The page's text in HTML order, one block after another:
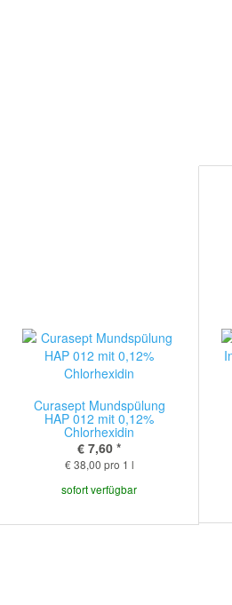
Curasept Mundspülung
HAP 012 mit 0,12%
Chlorhexidin
€ 7,60 *
€ 38,00 pro 1 l
sofort verfügbar